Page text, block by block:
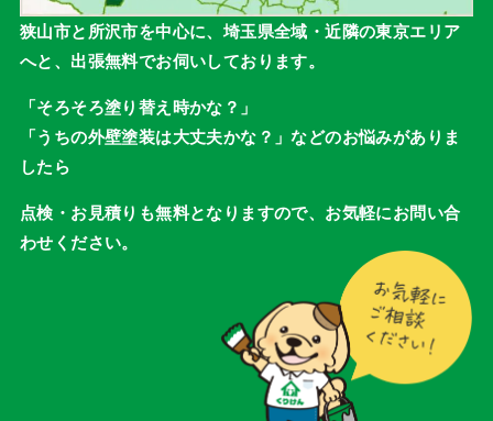
狭山市と所沢市を中心に、埼玉県全域・近隣の東京エリア
へと、出張無料でお伺いしております。
「そろそろ塗り替え時かな？」
「うちの外壁塗装は大丈夫かな？」などのお悩みがありま
したら
点検・お見積りも無料となりますので、お気軽にお問い合
わせください。